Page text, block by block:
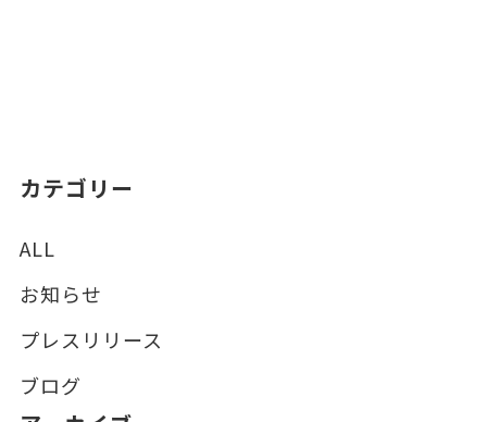
カテゴリー
ALL
お知らせ
プレスリリース
ブログ